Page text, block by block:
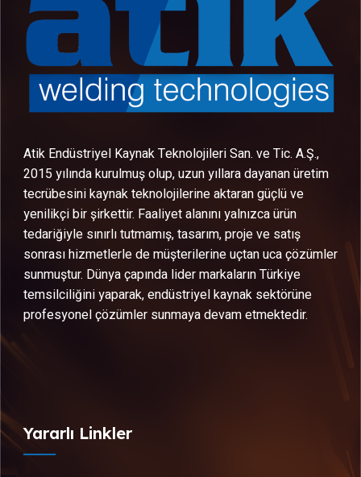
Atik Endüstriyel Kaynak Teknolojileri San. ve Tic. A.Ş.,
2015 yılında kurulmuş olup, uzun yıllara dayanan üretim
tecrübesini kaynak teknolojilerine aktaran güçlü ve
yenilikçi bir şirkettir. Faaliyet alanını yalnızca ürün
tedariğiyle sınırlı tutmamış, tasarım, proje ve satış
sonrası hizmetlerle de müşterilerine uçtan uca çözümler
sunmuştur. Dünya çapında lider markaların Türkiye
temsilciliğini yaparak, endüstriyel kaynak sektörüne
profesyonel çözümler sunmaya devam etmektedir.
Yararlı Linkler